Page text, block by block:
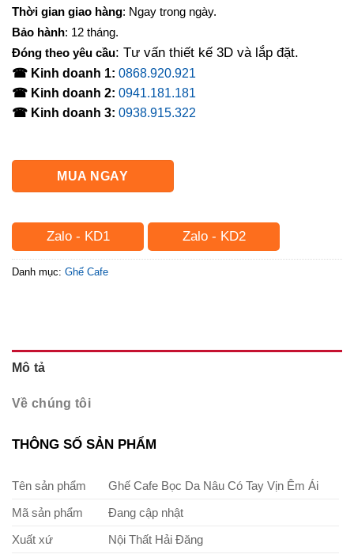
Thời gian giao hàng: Ngay trong ngày.
Bảo hành: 12 tháng.
Đóng theo yêu cầu: Tư vấn thiết kế 3D và lắp đặt.
☎ Kinh doanh 1: 0868.920.921
☎ Kinh doanh 2: 0941.181.181
☎ Kinh doanh 3: 0938.915.322
MUA NGAY
Zalo - KD1 Zalo - KD2
Danh mục: Ghế Cafe
Mô tả
Về chúng tôi
THÔNG SỐ SẢN PHẨM
Tên sản phẩm
Ghế Cafe Bọc Da Nâu Có Tay Vịn Êm Ái
Mã sản phẩm
Đang cập nhật
Xuất xứ
Nội Thất Hải Đăng